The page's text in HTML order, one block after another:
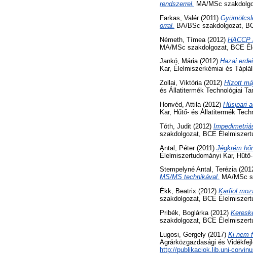
rendszerrel. MA/MSc
Farkas, Valér(2011)
orral.
BA/BSc szakdolgozat,
Németh, Tímea (2012) HACCP
MA/MSc szakdolgozat, BCE
Jankó, Mária(2012) Hazai
Kar, Élelmiszerkémiai és
Zollai, Viktória(2012) Hízott
és Állatitermék Technológiai
Honvéd, Attila(2012) Húsipari
Kar, Hűtő- és Állatitermék
Tóth, Judit (2012)
szakdolgozat, BCE
Antal, Péter(2011) Jégkrém
Élelmiszertudományi Kar,
Stempelyné Antal, Terézia
MS/MS technikával. MA/MSc
Ékk, Beatrix (2012) Karfiol
szakdolgozat, BCE
Pribék, Boglárka(2012)
szakdolgozat, BCE
Lugosi, Gergely (2017) Ki nem
Agrárközgazdasági és
http://publikaciok.lib.uni-